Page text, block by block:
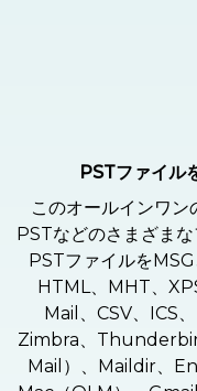
PSTファイル
このオールインワ
PSTなどのさまざま
PSTファイルを
HTML、MHT、
Mail、CSV、ICS
Zimbra、
Mail）、Maildir、